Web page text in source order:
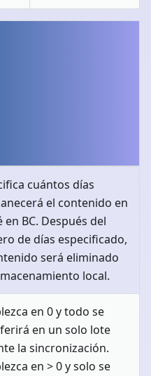
cuántos días
el contenido en
en BC. Después del
de días especificado,
será eliminado
local.
en 0 y todo se
en un solo lote
la sincronización.
en > 0 y solo se